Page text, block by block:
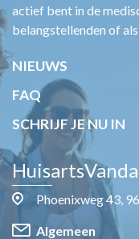
actief bent in de
belangstellenden of
NIEUWS
FAQ
SCHRIJF JE NU IN
Phoenixweg 43,
Algemeen